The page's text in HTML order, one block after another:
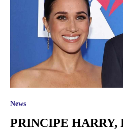
News
PRINCIPE HARRY,